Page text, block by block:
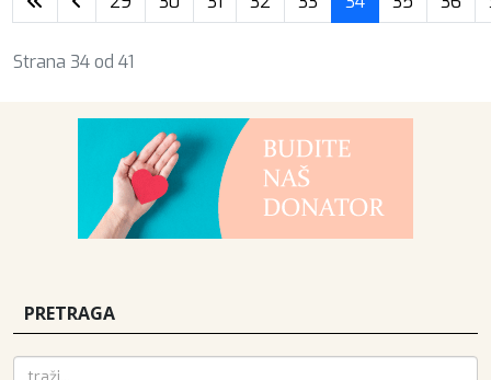
Strana 34 od 41
PRETRAGA